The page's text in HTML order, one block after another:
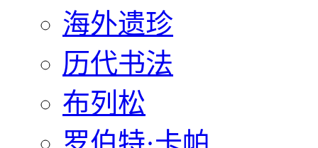
海外遗珍
历代书法
布列松